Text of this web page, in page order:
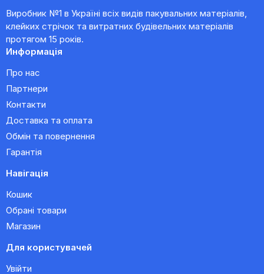
Виробник №1 в Україні всіх видів пакувальних матеріалів,
клейких стрічок та витратних будівельних матеріалів
протягом 15 років.
Информація
Про нас
Партнери
Контакти
Доставка та оплата
Обмін та повернення
Гарантія
Навігація
Кошик
Обрані товари
Магазин
Для користувачей
Увійти